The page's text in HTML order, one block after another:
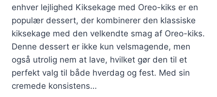
enhver lejlighed Kiksekage med Oreo-kiks er en
populær dessert, der kombinerer den klassiske
kiksekage med den velkendte smag af Oreo-kiks.
Denne dessert er ikke kun velsmagende, men
også utrolig nem at lave, hvilket gør den til et
perfekt valg til både hverdag og fest. Med sin
cremede konsistens…